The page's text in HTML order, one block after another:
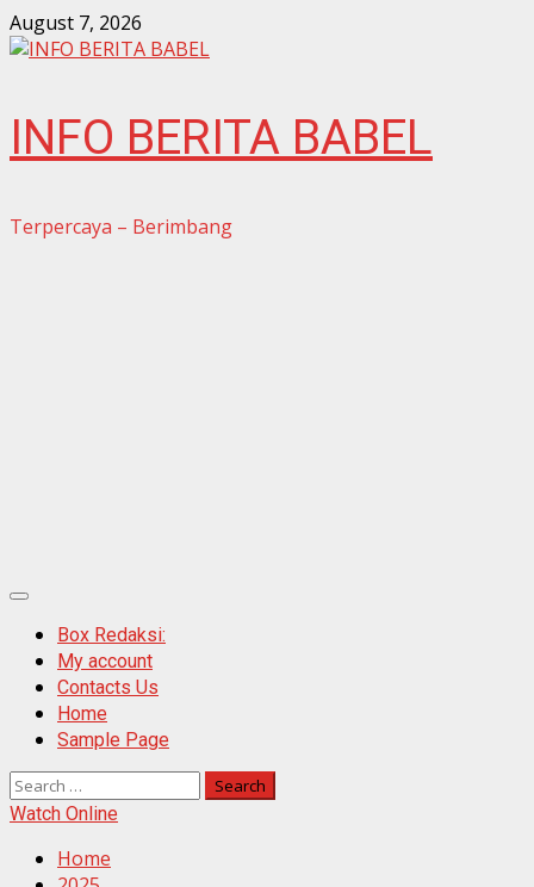
Skip
to
August 7, 2026
INFO BERITA BABEL
Terpercaya – Berimbang
Primary
MenuBox Redaksi:
My account
Contacts Us
Home
Sample Page
Search
for:
Watch Online
Home